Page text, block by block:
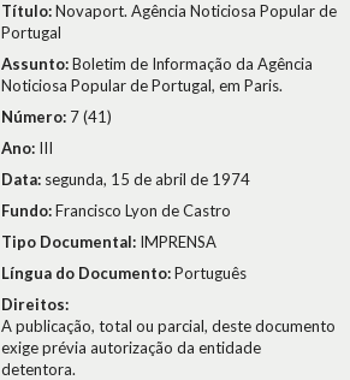
Título:Novaport. Agência Noticiosa Popular de
Portugal
Assunto:Boletim de Informação da Agência
Noticiosa Popular de Portugal, em Paris.
Número: 7 (41)
Ano: III
Data: segunda, 15 de abril de 1974
Fundo:Francisco Lyon de Castro
Tipo Documental: IMPRENSA
Língua do Documento:Português
Direitos:
A publicação, total ou parcial, deste documento
exige prévia autorização da entidade
detentora.